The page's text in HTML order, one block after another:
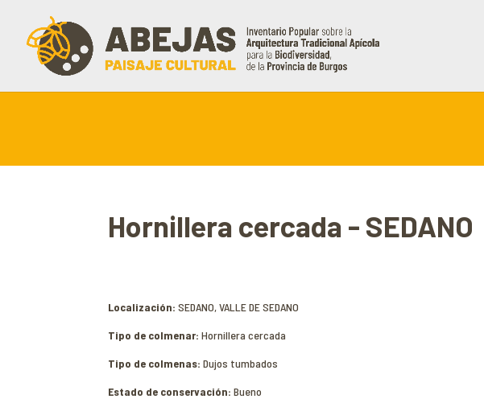
Hornillera cercada - SEDANO
Localización:SEDANO, VALLE DE SEDANO
Tipo de colmenar:Hornillera cercada
Tipo de colmenas:Dujos tumbados
Estado de conservación:Bueno